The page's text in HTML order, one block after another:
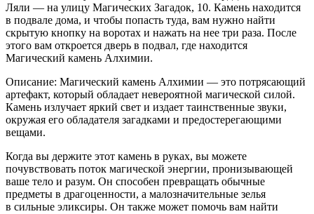
Ляли — на улицу Магических Загадок, 10. Камень находится
в подвале дома, и чтобы попасть туда, вам нужно найти
скрытую кнопку на воротах и нажать на нее три раза. После
этого вам откроется дверь в подвал, где находится
Магический камень Алхимии.
Описание: Магический камень Алхимии — это потрясающий
артефакт, который обладает невероятной магической силой.
Камень излучает яркий свет и издает таинственные звуки,
окружая его обладателя загадками и предостерегающими
вещами.
Когда вы держите этот камень в руках, вы можете
почувствовать поток магической энергии, пронизывающей
ваше тело и разум. Он способен превращать обычные
предметы в драгоценности, а малозначительные зелья
в сильные эликсиры. Он также может помочь вам найти